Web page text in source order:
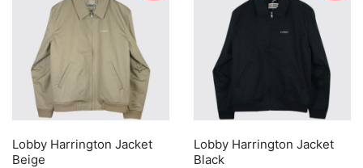
Lobby Harrington Jacket
Beige
Lobby Harrington Jacket
Black